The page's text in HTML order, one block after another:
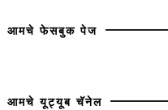
आमचे फेसबुक पेज
आमचे यूट्यूब चॅनेल